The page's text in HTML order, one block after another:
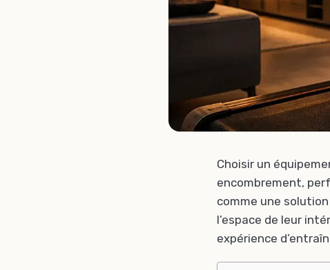
Choisir un
encombrement,
comme une
l’espace de leur
expérience